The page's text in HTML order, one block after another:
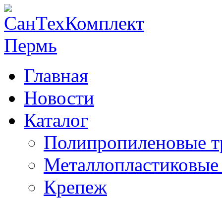
Главная
Новости
Каталог
Полипропиленовые
Крепеж